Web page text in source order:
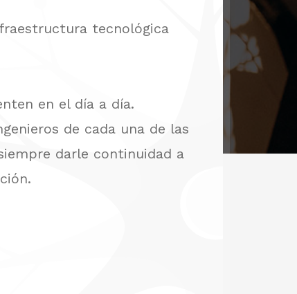
tecnológica
en el día a día.
de cada una de las
darle continuidad a